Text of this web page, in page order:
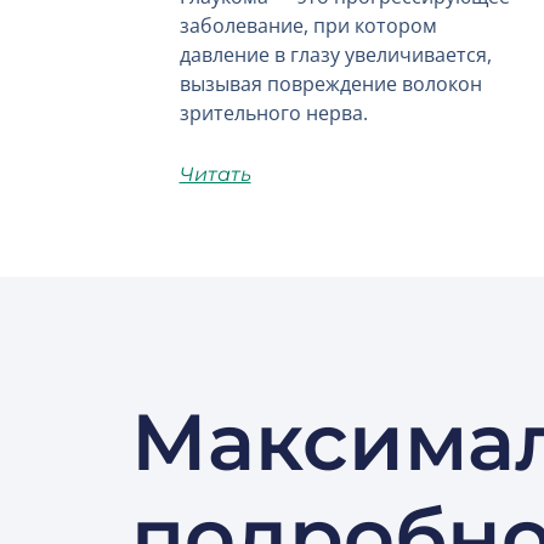
заболевание, при котором
давление в глазу увеличивается,
вызывая повреждение волокон
зрительного нерва.
Читать